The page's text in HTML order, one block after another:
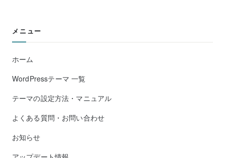
メニュー
ホーム
WordPressテーマ 一覧
テーマの設定方法・マニュアル
よくある質問・お問い合わせ
お知らせ